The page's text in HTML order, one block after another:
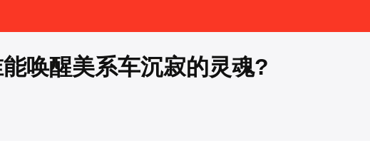
唤醒美系车沉寂的灵魂?